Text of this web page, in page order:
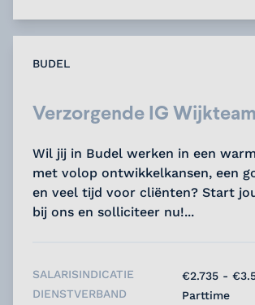
BUDEL
Verzorgende IG Wijkteam
Wil jij in Budel werken in een
met volop ontwikkelkansen, een
en veel tijd voor cliënten? Start
bij ons en solliciteer nu!...
SALARISINDICATIE
€2.735 -
DIENSTVERBAND
Parttime